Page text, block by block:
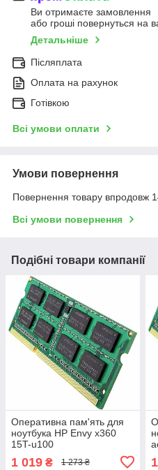
Ви отримаєте замовлення
або гроші повернуться на
Детальніше
Післяплата
Оплата на рахунок
Готівкою
Всі умови оплати
Умови повернення
Повернення товару впродовж
Всі умови повернення
Подібні товари компанії
Оперативна пам'ять для
ноутбука HP Envy x360
15T-u100
1 019 ₴ 1 273 ₴